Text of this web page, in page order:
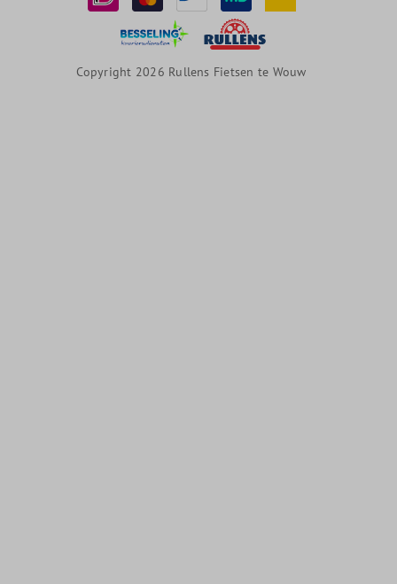
Copyright 2026 Rullens Fietsen te Wouw